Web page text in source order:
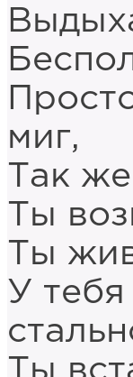
миг,
Так
Ты
Ты
У тебя
Ты